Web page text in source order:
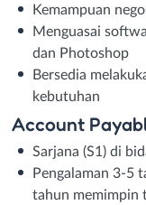
Kemampuan
Menguasai
dan Photoshop
Bersedia
kebutuhan
Account
Sarjana (S1) di
Pengalaman 3-5
tahun memimpin